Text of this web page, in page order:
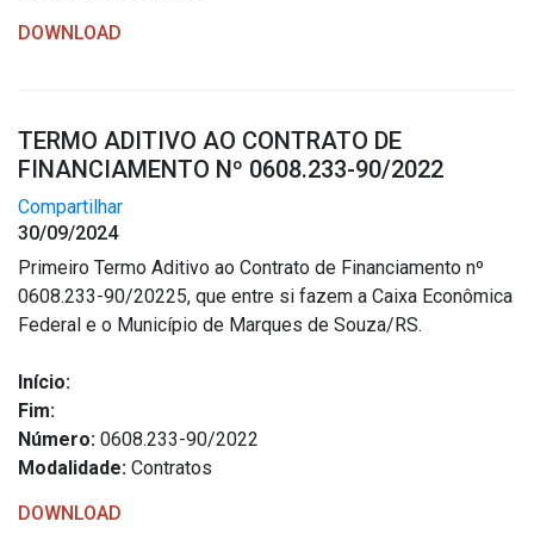
DOWNLOAD
TERMO ADITIVO AO CONTRATO DE
FINANCIAMENTO Nº 0608.233-90/2022
Compartilhar
30/09/2024
Primeiro Termo Aditivo ao Contrato de Financiamento nº
0608.233-90/20225, que entre si fazem a Caixa Econômica
Federal e o Município de Marques de Souza/RS.
Início:
Fim:
Número: 0608.233-90/2022
Modalidade: Contratos
DOWNLOAD